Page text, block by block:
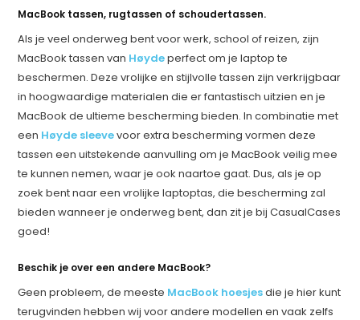
MacBook tassen, rugtassen of schoudertassen.
Als je veel onderweg bent voor werk, school of reizen, zijn
MacBook tassen van Høydeperfect om je laptop te
beschermen. Deze vrolijke en stijlvolle tassen zijn verkrijgbaar
in hoogwaardige materialen die er fantastisch uitzien en je
MacBook de ultieme bescherming bieden. In combinatie met
een Høyde sleevevoor extra bescherming vormen deze
tassen een uitstekende aanvulling om je MacBook veilig mee
te kunnen nemen, waar je ook naartoe gaat. Dus, als je op
zoek bent naar een vrolijke laptoptas, die bescherming zal
bieden wanneer je onderweg bent, dan zit je bij CasualCases
goed!
Beschik je over een andere MacBook?
Geen probleem, de meeste MacBook hoesjesdie je hier kunt
terugvinden hebben wij voor andere modellen en vaak zelfs